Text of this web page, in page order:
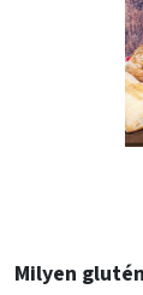
Milyen